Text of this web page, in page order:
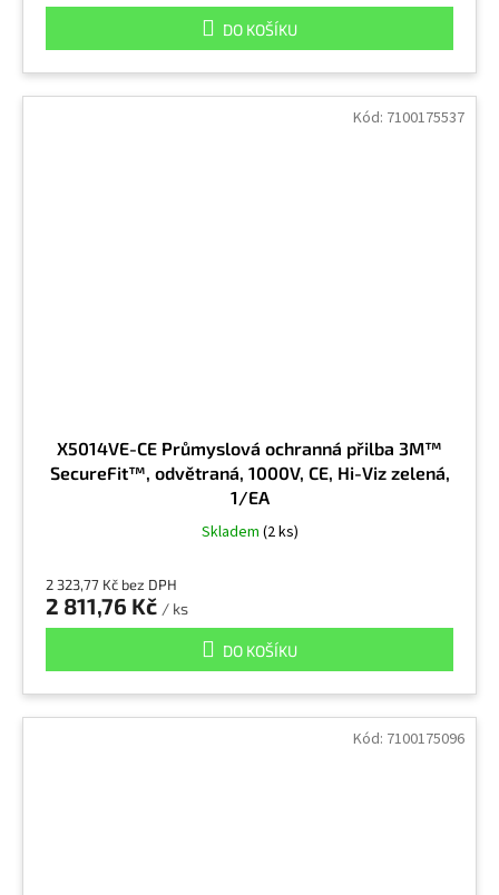
DO KOŠÍKU
X5014VE-CE Průmyslová ochranná přilba 3M™
SecureFit™, odvětraná, 1000V, CE, Hi-Viz zelená,
1/EA
Skladem (2 ks)
2 323,77 Kč bez DPH
2 811,76 Kč / ks
DO KOŠÍKU
Kód: 7100175537
Kód: 7100175096